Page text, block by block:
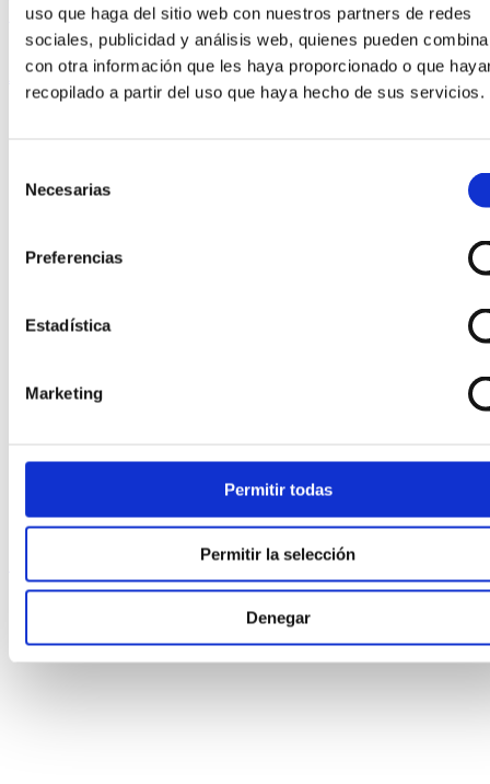
uso que haga del sitio web con nuestros partners de redes
sociales, publicidad y análisis web, quienes pueden
con otra información que les haya proporcionado o que
recopilado a partir del uso que haya hecho de sus servicios.
Necesarias
Preferencias
Estadística
Marketing
Permitir todas
Permitir la selección
Denegar
Search
All category
Joyas
Anillos de compromiso
Broches
Collares
Pendientes
Relojes